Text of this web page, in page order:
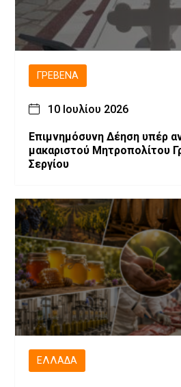
ΓΡΕΒΕΝΆ
10 Ιουλίου 2026
Επιμνημόσυνη Δέηση υπέρ
μακαριστού Μητροπολίτου
Σεργίου
ΕΛΛΆΔΑ